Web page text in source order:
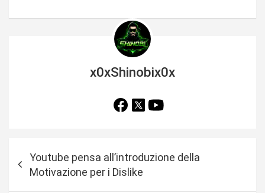
x0xShinobix0x
Youtube pensa all’introduzione della
Motivazione per i Dislike